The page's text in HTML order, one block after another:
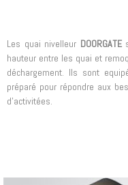
Les quai nivelleur DOORGATE
hauteur entre les quai et
déchargement. Ils sont
préparé pour répondre aux
d’activitées.